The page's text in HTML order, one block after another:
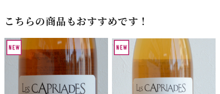
こちらの商品もおすすめです！